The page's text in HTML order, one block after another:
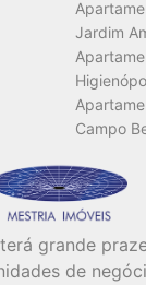
Jardim
Campo
grande
de